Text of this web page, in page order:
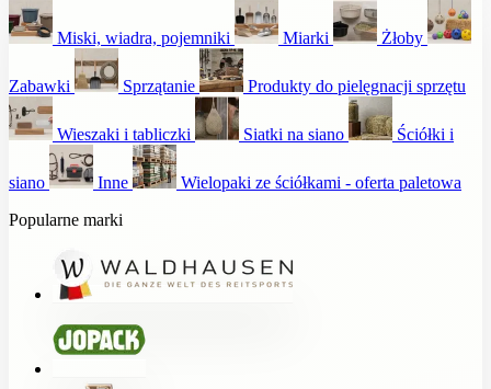
Miski, wiadra, pojemniki Miarki Żłoby
Zabawki Sprzątanie Produkty do pielęgnacji sprzętu
Wieszaki i tabliczki Siatki na siano Ściółki i
siano Inne
Wielopaki ze ściółkami - oferta paletowa
Popularne marki